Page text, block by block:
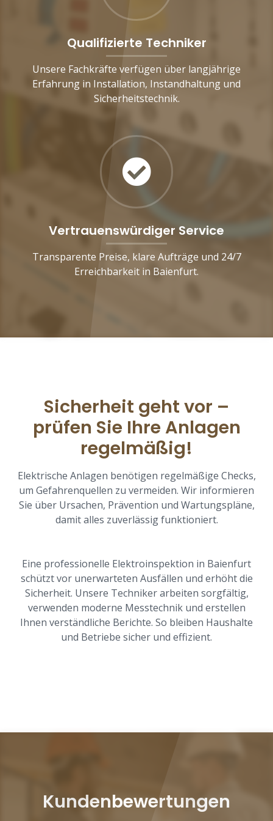
Qualifizierte Techniker
Unsere Fachkräfte verfügen über langjährige
Erfahrung in Installation, Instandhaltung und
Sicherheitstechnik.
Vertrauenswürdiger Service
Transparente Preise, klare Aufträge und 24/7
Erreichbarkeit in Baienfurt.
Sicherheit geht vor –
prüfen Sie Ihre Anlagen
regelmäßig!
Elektrische Anlagen benötigen regelmäßige Checks,
um Gefahrenquellen zu vermeiden. Wir informieren
Sie über Ursachen, Prävention und Wartungspläne,
damit alles zuverlässig funktioniert.
Eine professionelle Elektroinspektion in Baienfurt
schützt vor unerwarteten Ausfällen und erhöht die
Sicherheit. Unsere Techniker arbeiten sorgfältig,
verwenden moderne Messtechnik und erstellen
Ihnen verständliche Berichte. So bleiben Haushalte
und Betriebe sicher und effizient.
Kundenbewertungen